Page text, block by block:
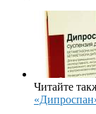
Читайте